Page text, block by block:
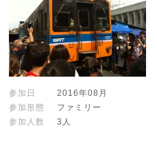
参加日
2016年08月
参加形態
ファミリー
参加人数
3人